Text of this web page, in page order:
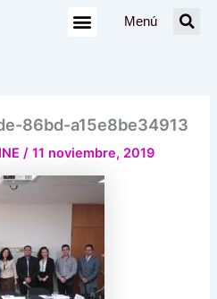
Menú
86bd-a15e8be34913
INE/11 noviembre, 2019